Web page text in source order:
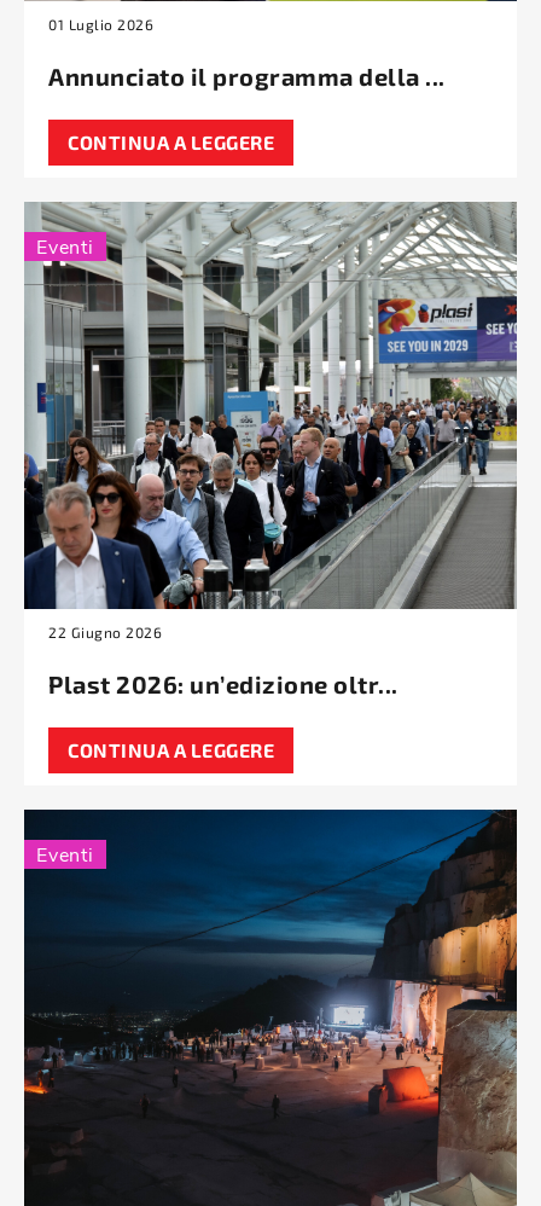
01 Luglio 2026
Annunciato il programma della ...
CONTINUA A LEGGERE
Eventi
22 Giugno 2026
Plast 2026: un’edizione oltr...
CONTINUA A LEGGERE
Eventi